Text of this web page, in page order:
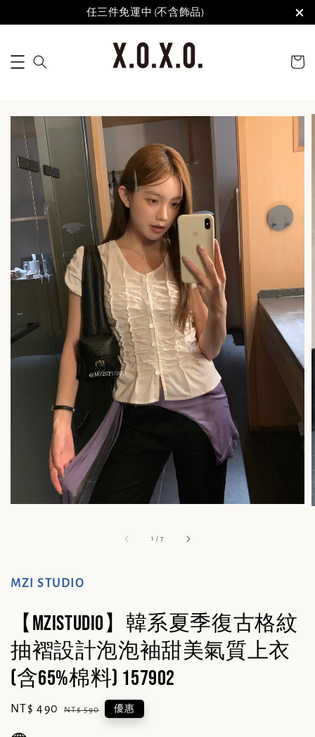
任三件免運中 (不含飾品)
1 /7
MZI STUDIO
【MZISTUDIO】韓系夏季復古格紋
抽褶設計泡泡袖甜美氣質上衣
(含65%棉料) 157902
Sale
NT$ 490 Regular
NT$ 590 優惠